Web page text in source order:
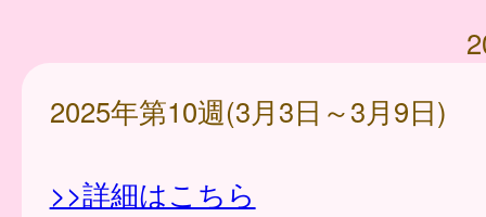
2025年第10週(3月3日～3月9日)
>>詳細はこちら